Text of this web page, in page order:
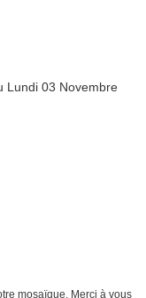
mosaïque. Merci à vous